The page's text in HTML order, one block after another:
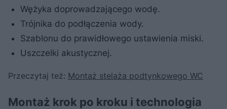
Wężyka doprowadzającego wodę.
Trójnika do podłączenia wody.
Szablonu do prawidłowego ustawienia miski.
Uszczelki akustycznej.
Przeczytaj też: Montaż stelaża podtynkowego WC
Montaż krok po kroku i technologia